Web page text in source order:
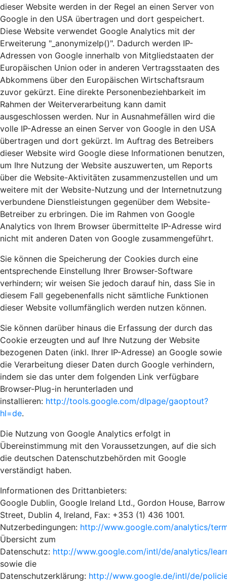
dieser Website werden in der Regel an einen Server von
Google in den USA übertragen und dort gespeichert.
Diese Website verwendet Google Analytics mit der
Erweiterung "_anonymizeIp()". Dadurch werden IP-
Adressen von Google innerhalb von Mitgliedstaaten der
Europäischen Union oder in anderen Vertragsstaaten des
Abkommens über den Europäischen Wirtschaftsraum
zuvor gekürzt. Eine direkte Personenbeziehbarkeit im
Rahmen der Weiterverarbeitung kann damit
ausgeschlossen werden. Nur in Ausnahmefällen wird die
volle IP-Adresse an einen Server von Google in den USA
übertragen und dort gekürzt. Im Auftrag des Betreibers
dieser Website wird Google diese Informationen benutzen,
um Ihre Nutzung der Website auszuwerten, um Reports
über die Website-Aktivitäten zusammenzustellen und um
weitere mit der Website-Nutzung und der Internetnutzung
verbundene Dienstleistungen gegenüber dem Website-
Betreiber zu erbringen. Die im Rahmen von Google
Analytics von Ihrem Browser übermittelte IP-Adresse wird
nicht mit anderen Daten von Google zusammengeführt.
Sie können die Speicherung der Cookies durch eine
entsprechende Einstellung Ihrer Browser-Software
verhindern; wir weisen Sie jedoch darauf hin, dass Sie in
diesem Fall gegebenenfalls nicht sämtliche Funktionen
dieser Website vollumfänglich werden nutzen können.
Sie können darüber hinaus die Erfassung der durch das
Cookie erzeugten und auf Ihre Nutzung der Website
bezogenen Daten (inkl. Ihrer IP-Adresse) an Google sowie
die Verarbeitung dieser Daten durch Google verhindern,
indem sie das unter dem folgenden Link verfügbare
Browser-Plug-in herunterladen und
installieren: http://tools.google.com/dlpage/gaoptout?
hl=de.
Die Nutzung von Google Analytics erfolgt in
Übereinstimmung mit den Voraussetzungen, auf die sich
die deutschen Datenschutzbehörden mit Google
verständigt haben.
Informationen des Drittanbieters:
Google Dublin, Google Ireland Ltd., Gordon House, Barrow
Street, Dublin 4, Ireland, Fax: +353 (1) 436 1001.
Nutzerbedingungen: http://www.google.com/analytics/
Übersicht zum
Datenschutz: http://www.google.com/intl/de/analytics/
sowie die
Datenschutzerklärung: http://www.google.de/intl/de/